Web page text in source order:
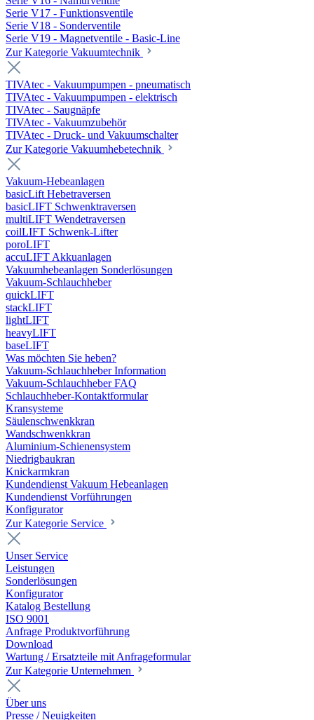
Serie V17 - Funktionsventile
Serie V18 - Sonderventile
Serie V19 - Magnetventile - Basic-Line
Zur Kategorie Vakuumtechnik
TIVAtec - Vakuumpumpen - pneumatisch
TIVAtec - Vakuumpumpen - elektrisch
TIVAtec - Saugnäpfe
TIVAtec - Vakuumzubehör
TIVAtec - Druck- und Vakuumschalter
Zur Kategorie Vakuumhebetechnik
Vakuum-Hebeanlagen
basicLift Hebetraversen
basicLIFT Schwenktraversen
multiLIFT Wendetraversen
coilLIFT Schwenk-Lifter
poroLIFT
accuLIFT Akkuanlagen
Vakuumhebeanlagen Sonderlösungen
Vakuum-Schlauchheber
quickLIFT
stackLIFT
lightLIFT
heavyLIFT
baseLIFT
Was möchten Sie heben?
Vakuum-Schlauchheber Information
Vakuum-Schlauchheber FAQ
Schlauchheber-Kontaktformular
Kransysteme
Säulenschwenkkran
Wandschwenkkran
Aluminium-Schienensystem
Niedrigbaukran
Knickarmkran
Kundendienst Vakuum Hebeanlagen
Kundendienst Vorführungen
Konfigurator
Zur Kategorie Service
Unser Service
Leistungen
Sonderlösungen
Konfigurator
Katalog Bestellung
ISO 9001
Anfrage Produktvorführung
Download
Wartung / Ersatzteile mit Anfrageformular
Zur Kategorie Unternehmen
Über uns
Presse / Neuigkeiten